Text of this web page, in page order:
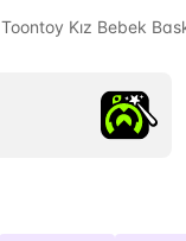
Toontoy Kız Bebek